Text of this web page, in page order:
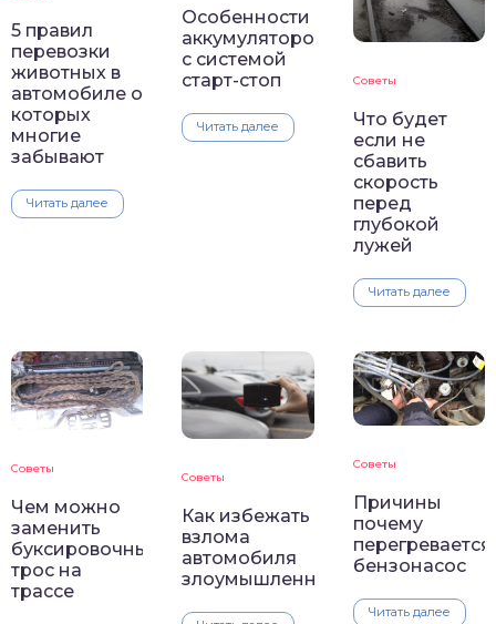
5 правил
перевозки
животных в
автомобиле о
которых
многие
забывают
Читать далее
Особенности
аккумуляторов
с системой
старт-стоп
Читать далее
Советы
Что будет
если не
сбавить
скорость
перед
глубокой
лужей
Читать далее
Советы
Чем можно
заменить
буксировочный
трос на
трассе
Советы
Как избежать
взлома
автомобиля
злоумышленниками
Советы
Причины
почему
перегревается
бензонасос
Читать далее